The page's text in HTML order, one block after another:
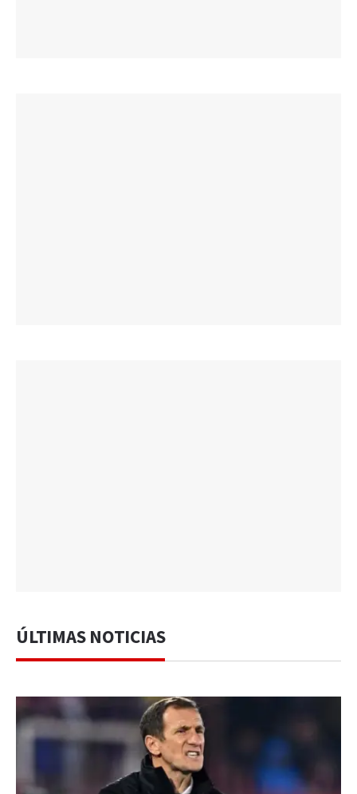
ÚLTIMAS NOTICIAS